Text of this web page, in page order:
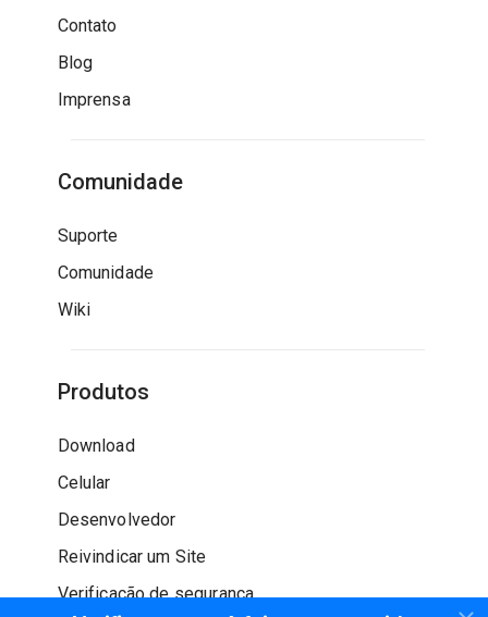
Contato
Blog
Imprensa
Comunidade
Suporte
Comunidade
Wiki
Produtos
Download
Celular
Desenvolvedor
Reivindicar um Site
Verificação de segurança